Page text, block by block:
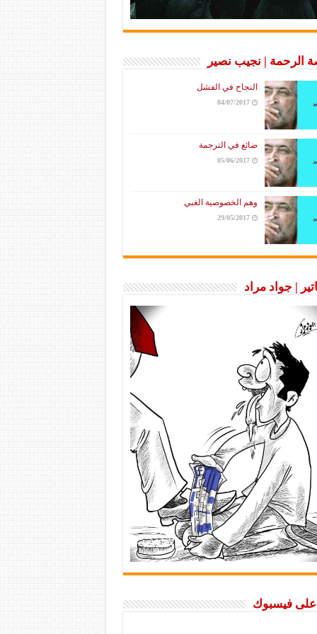
الرحمة | نجيب نصير
النجاح في الفشل
04/07/2017
ضائع في الترجمة
05/06/2017
وهم الخصوصية الغبي
29/05/2017
| جواد مراد
على فيسبوك